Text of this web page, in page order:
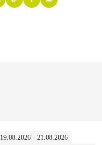
19.08.2026 - 21.08.2026